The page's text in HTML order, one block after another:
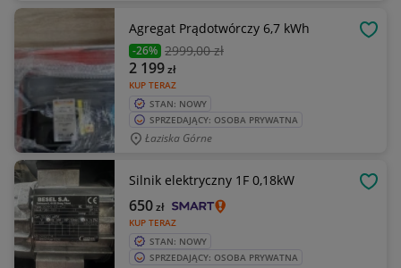
Agregat Prądotwórczy 6,7 kWh
-26% 2999,00 zł
KUP TERAZ
2 199zł
STAN: NOWY
SPRZEDAJĄCY: OSOBA PRYWATNA
Łaziska Górne
Silnik elektryczny 1F 0,18kW
KUP TERAZ
650zł
STAN: NOWY
SPRZEDAJĄCY: OSOBA PRYWATNA